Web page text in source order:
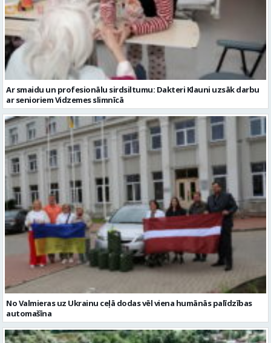
Ar smaidu un profesionālu sirdsiltumu: Dakteri Klauni uzsāk darbu
ar senioriem Vidzemes slimnīcā
No Valmieras uz Ukrainu ceļā dodas vēl viena humānās palīdzības
automašīna